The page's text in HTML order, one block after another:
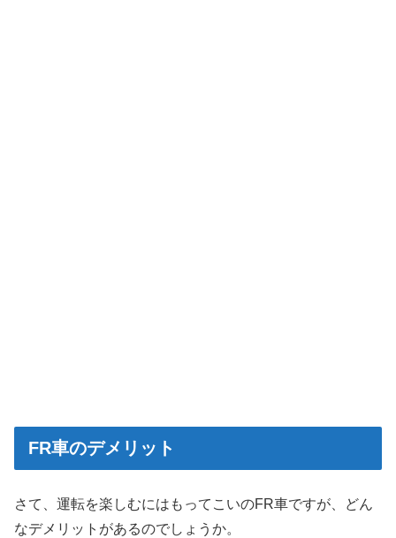
FR車のデメリット
さて、運転を楽しむにはもってこいのFR車ですが、どん
なデメリットがあるのでしょうか。